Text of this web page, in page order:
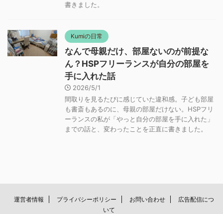
書きました。
Kumiの日常
なんで母親だけ、部屋ないのが前提な
ん？HSPフリーランスが自分の部屋を
手に入れた話
2026/5/1
間取りを見るたびに感じていた違和感。子ども部屋
も書斎もあるのに、母親の部屋だけない。HSPフリ
ーランスの私が「やっと自分の部屋を手に入れた」
までの話と、変わったことを正直に書きました。
運営者情報 プライバシーポリシー お問い合わせ
広告配信につ
いて